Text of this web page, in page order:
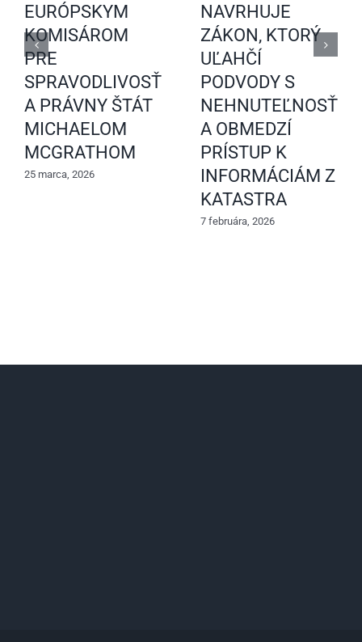
EURÓPSKYM
KOMISÁROM
PRE
SPRAVODLIVOSŤ
A PRÁVNY ŠTÁT
MICHAELOM
MCGRATHOM
25 marca, 2026
NAVRHUJE
ZÁKON, KTORÝ
UĽAHČÍ
PODVODY S
A OBMEDZÍ
PRÍSTUP K
INFORMÁCIÁM Z
KATASTRA
7 februára, 2026